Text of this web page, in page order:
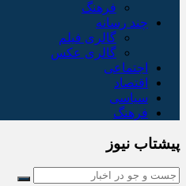
فرهنگ
چند رسانه
گالری فیلم
گالری عکس
اجتماعی
اقتصاد
سیاسی
فرهنگ
پیشتاب نیوز